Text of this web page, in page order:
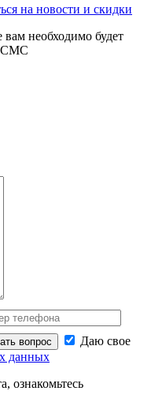
на новости и скидки
необходимо будет
СМС
вопрос
Даю свое
данных
ознакомьтесь